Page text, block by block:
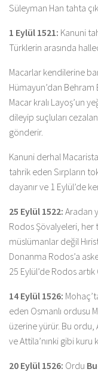
Süleyman Han tahta
1 Eylül 1521: Kanuni
Türklerin arasında
Macarlar kendilerine
Hümayun’dan Behram
Macar kralı Layoş’un
dileyip suçluları
gönderir.
Kanuni derhal
tahrik eden Sırpların
dayanır ve 1 Eylül’de
25 Eylül 1522: Aradan
Rodos Şövalyeleri, her
müslümanlar değil
Donanma Rodos’a
25 Eylül’de Rodos artık
14 Eylül 1526:
eden Osmanlı ordusu
üzerine yürür. Bu
ve Attila’nınki gibi kuru
20 Eylül 1526: Ordu